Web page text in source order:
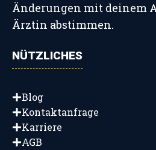
Änderungen mit deinem
Ärztin abstimmen.
NÜTZLICHES
Blog
Kontaktanfrage
Karriere
AGB